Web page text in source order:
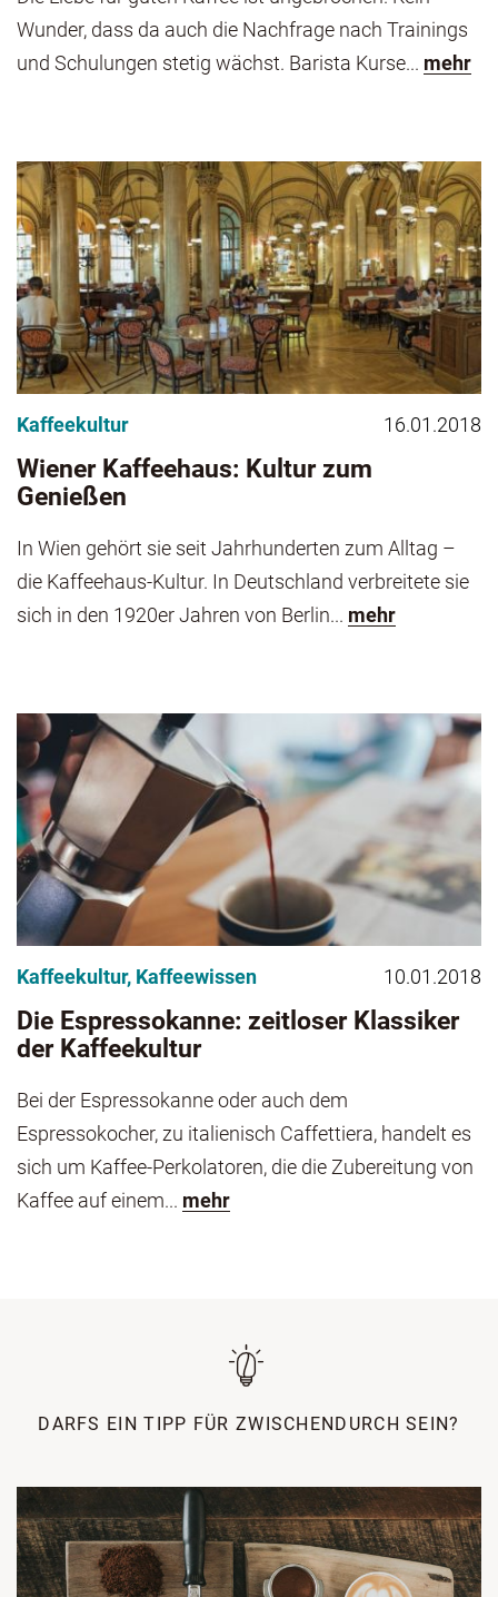
Wunder, dass da auch die Nachfrage nach Trainings
und Schulungen stetig wächst. Barista Kurse... mehr
Kaffeekultur 16.01.2018
Wiener Kaffeehaus: Kultur zum
Genießen
In Wien gehört sie seit Jahrhunderten zum Alltag –
die Kaffeehaus-Kultur. In Deutschland verbreitete sie
sich in den 1920er Jahren von Berlin... mehr
Kaffeekultur, Kaffeewissen 10.01.2018
Die Espressokanne: zeitloser Klassiker
der Kaffeekultur
Bei der Espressokanne oder auch dem
Espressokocher, zu italienisch Caffettiera, handelt es
sich um Kaffee-Perkolatoren, die die Zubereitung von
Kaffee auf einem... mehr
DARFS EIN TIPP FÜR ZWISCHENDURCH SEIN?